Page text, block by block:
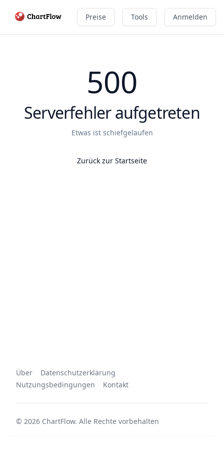
Preise Tools Anmelden
500
Serverfehler aufgetreten
Etwas ist schiefgelaufen
Zurück zur Startseite
Über
Datenschutzerklärung
Nutzungsbedingungen
Kontakt
© 2026 ChartFlow. Alle Rechte vorbehalten